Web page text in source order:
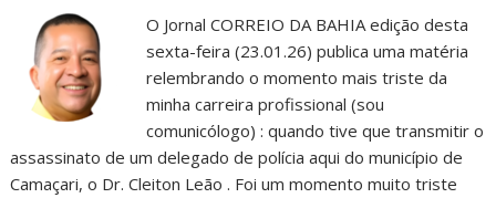
O Jornal CORREIO DA BAHIA edição desta
sexta-feira (23.01.26) publica uma matéria
relembrando o momento mais triste da
minha carreira profissional (sou
comunicólogo) : quando tive que transmitir o
assassinato de um delegado de polícia aqui do município de
Camaçari, o Dr. Cleiton Leão . Foi um momento muito triste